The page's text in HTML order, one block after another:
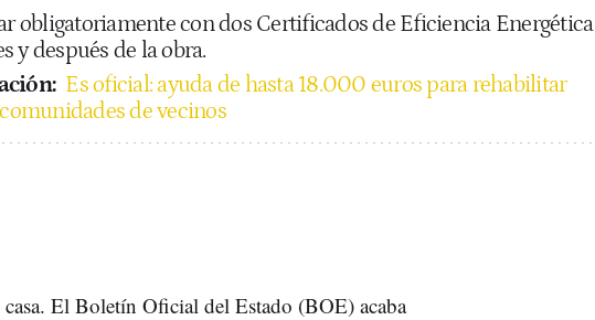
obligatoriamente con dos Certificados de Eficiencia Energética
y después de la obra.
Es oficial: ayuda de hasta 18.000 euros para rehabilitar
de vecinos
casa. El Boletín Oficial del Estado (BOE) acaba